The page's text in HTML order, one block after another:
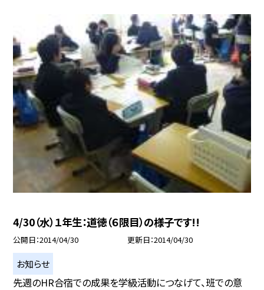
4/30（水）１年生：道徳（６限目）の様子です!!
公開日 2014/04/30 更新日 2014/04/30
お知らせ
先週のHR合宿での成果を学級活動につなげて、班での意